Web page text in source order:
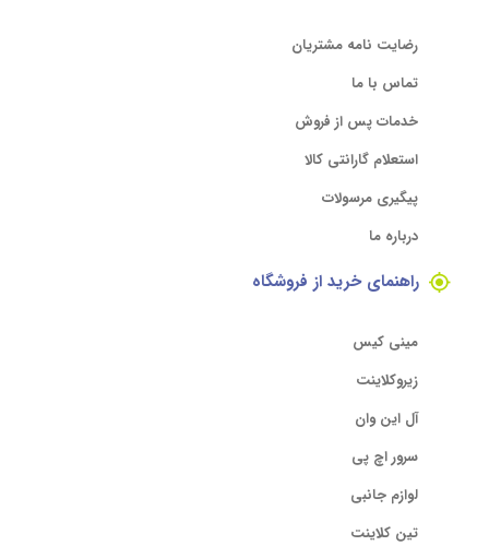
رضایت نامه مشتریان
تماس با ما
خدمات پس از فروش
استعلام گارانتی کالا
پیگیری مرسولات
درباره ما
راهنمای خرید از فروشگاه
مینی کیس
زیروکلاینت
آل این وان
سرور اچ پی
لوازم جانبی
تین کلاینت